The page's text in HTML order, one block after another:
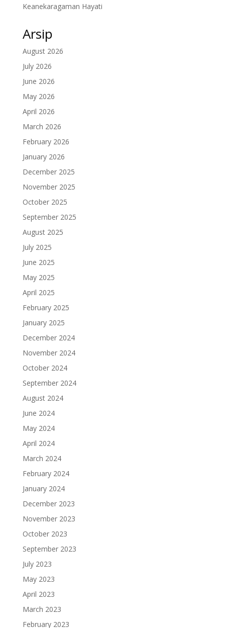
Keanekaragaman Hayati
Arsip
August 2026
July 2026
June 2026
May 2026
April 2026
March 2026
February 2026
January 2026
December 2025
November 2025
October 2025
September 2025
August 2025
July 2025
June 2025
May 2025
April 2025
February 2025
January 2025
December 2024
November 2024
October 2024
September 2024
August 2024
June 2024
May 2024
April 2024
March 2024
February 2024
January 2024
December 2023
November 2023
October 2023
September 2023
July 2023
May 2023
April 2023
March 2023
February 2023